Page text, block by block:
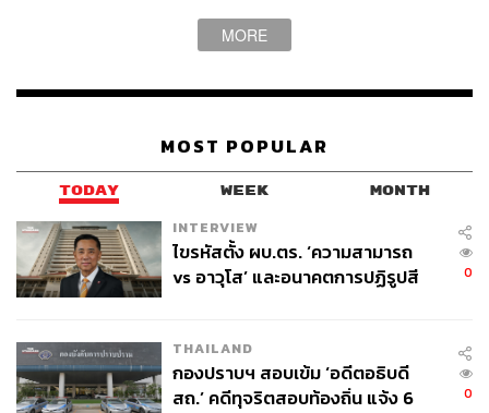
MORE
MOST POPULAR
TODAY WEEK MONTH
INTERVIEW
ไขรหัสตั้ง ผบ.ตร. ‘ความสามารถ
vs อาวุโส’ และอนาคตการปฏิรูปสี
0
THAILAND
กองปราบฯ สอบเข้ม ‘อดีตอธิบดี
สถ.’ คดีทุจริตสอบท้องถิ่น แจ้ง 6
0